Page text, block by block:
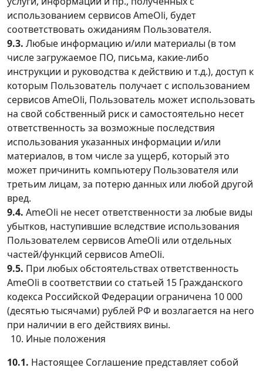
использованием сервисов AmeOli, будет
соответствовать ожиданиям Пользователя.
9.3. Любые информацию и/или материалы (в том
числе загружаемое ПО, письма, какие-либо
инструкции и руководства к действию и т.д.), доступ к
которым Пользователь получает с использованием
сервисов AmeOli, Пользователь может использовать
на свой собственный риск и самостоятельно несет
ответственность за возможные последствия
использования указанных информации и/или
материалов, в том числе за ущерб, который это
может причинить компьютеру Пользователя или
третьим лицам, за потерю данных или любой другой
вред.
9.4. AmeOli не несет ответственности за любые виды
убытков, наступившие вследствие использования
Пользователем сервисов AmeOli или отдельных
частей/функций сервисов AmeOli.
9.5. При любых обстоятельствах ответственность
AmeOli в соответствии со статьей 15 Гражданского
кодекса Российской Федерации ограничена 10 000
(десятью тысячами) рублей РФ и возлагается на него
при наличии в его действиях вины.
Иные положения
10.1. Настоящее Соглашение представляет собой